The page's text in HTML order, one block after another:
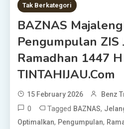
Tak Berkategori
‎BAZNAS
Pengumpulan ZIS
Ramadhan 1447
TINTAHIJAU.com
15 February 2026 Benz
0 Tagged BAZNAS,
Optimalkan, Pengumpulan,